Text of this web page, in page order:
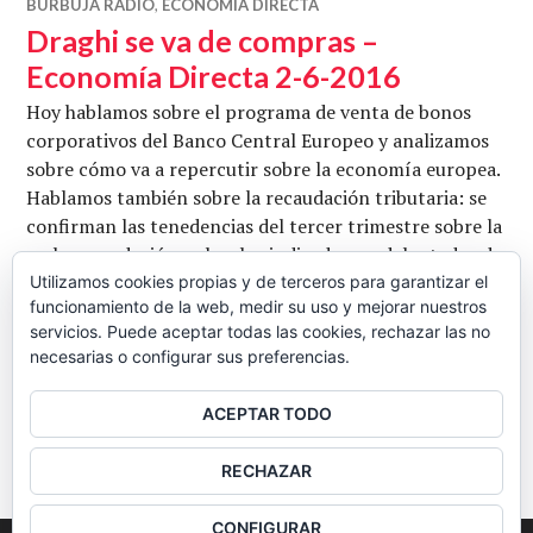
BURBUJA RADIO, ECONOMÍA DIRECTA
Draghi se va de compras –
Economía Directa 2-6-2016
Hoy hablamos sobre el programa de venta de bonos
corporativos del Banco Central Europeo y analizamos
sobre cómo va a repercutir sobre la economía europea.
Hablamos también sobre la recaudación tributaria: se
confirman las tenedencias del tercer trimestre sobre la
mala recaudación, sobre los indicadores adelantados de
la economía mundial y sobre la evolución de la
campaña electoral de cara al 26J, centrándonos
especialmente en …Seguir leyendoDraghi se va de
BARRA
LATERAL
Utilizamos cookies propias y de terceros para garantizar el
funcionamiento de la web, medir su uso y mejorar nuestros
servicios. Puede aceptar todas las cookies, rechazar las no
necesarias o configurar sus preferencias.
ACEPTAR TODO
RECHAZAR
CONFIGURAR